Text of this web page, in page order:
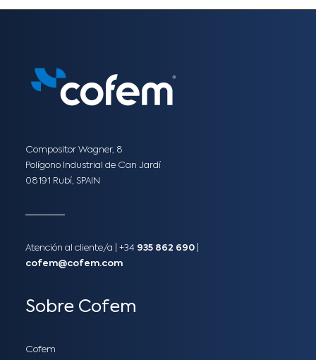
Compositor Wagner, 8
Polígono Industrial de Can Jardí
08191 Rubí, SPAIN
Atención al cliente/a​ | +34 935 862 690
cofem@cofem.com
Sobre Cofem
Cofem